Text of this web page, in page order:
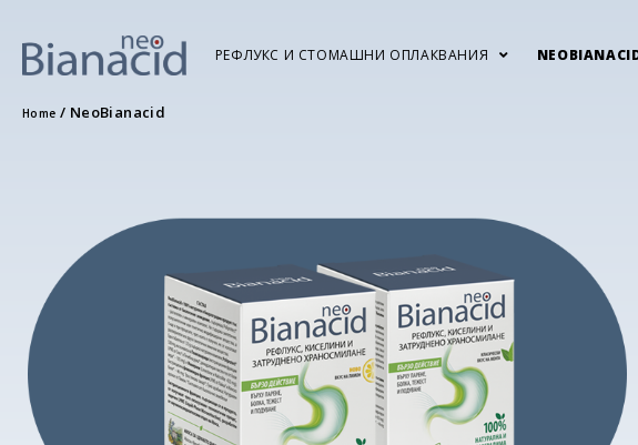
РЕФЛУКС И СТОМАШНИ ОПЛАКВАНИЯ
Home / NeoBianacid